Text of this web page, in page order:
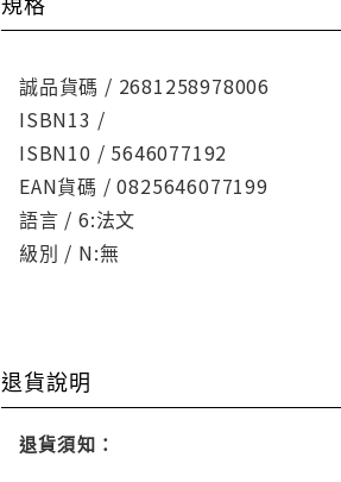
誠品貨碼 / 2681258978006
ISBN13 /
ISBN10 / 5646077192
EAN貨碼 / 0825646077199
語言 / 6:法文
級別 / N:無
退貨說明
退貨須知：